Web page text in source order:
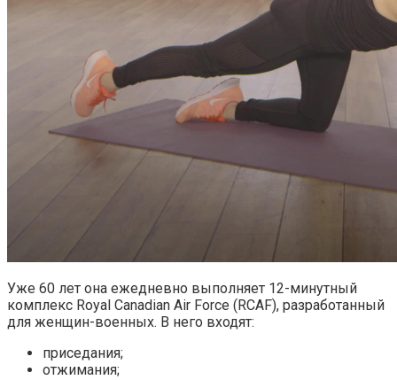
Уже 60 лет она ежедневно выполняет 12-минутный
комплекс Royal Canadian Air Force (RCAF), разработанный
для женщин-военных. В него входят:
приседания;
отжимания;